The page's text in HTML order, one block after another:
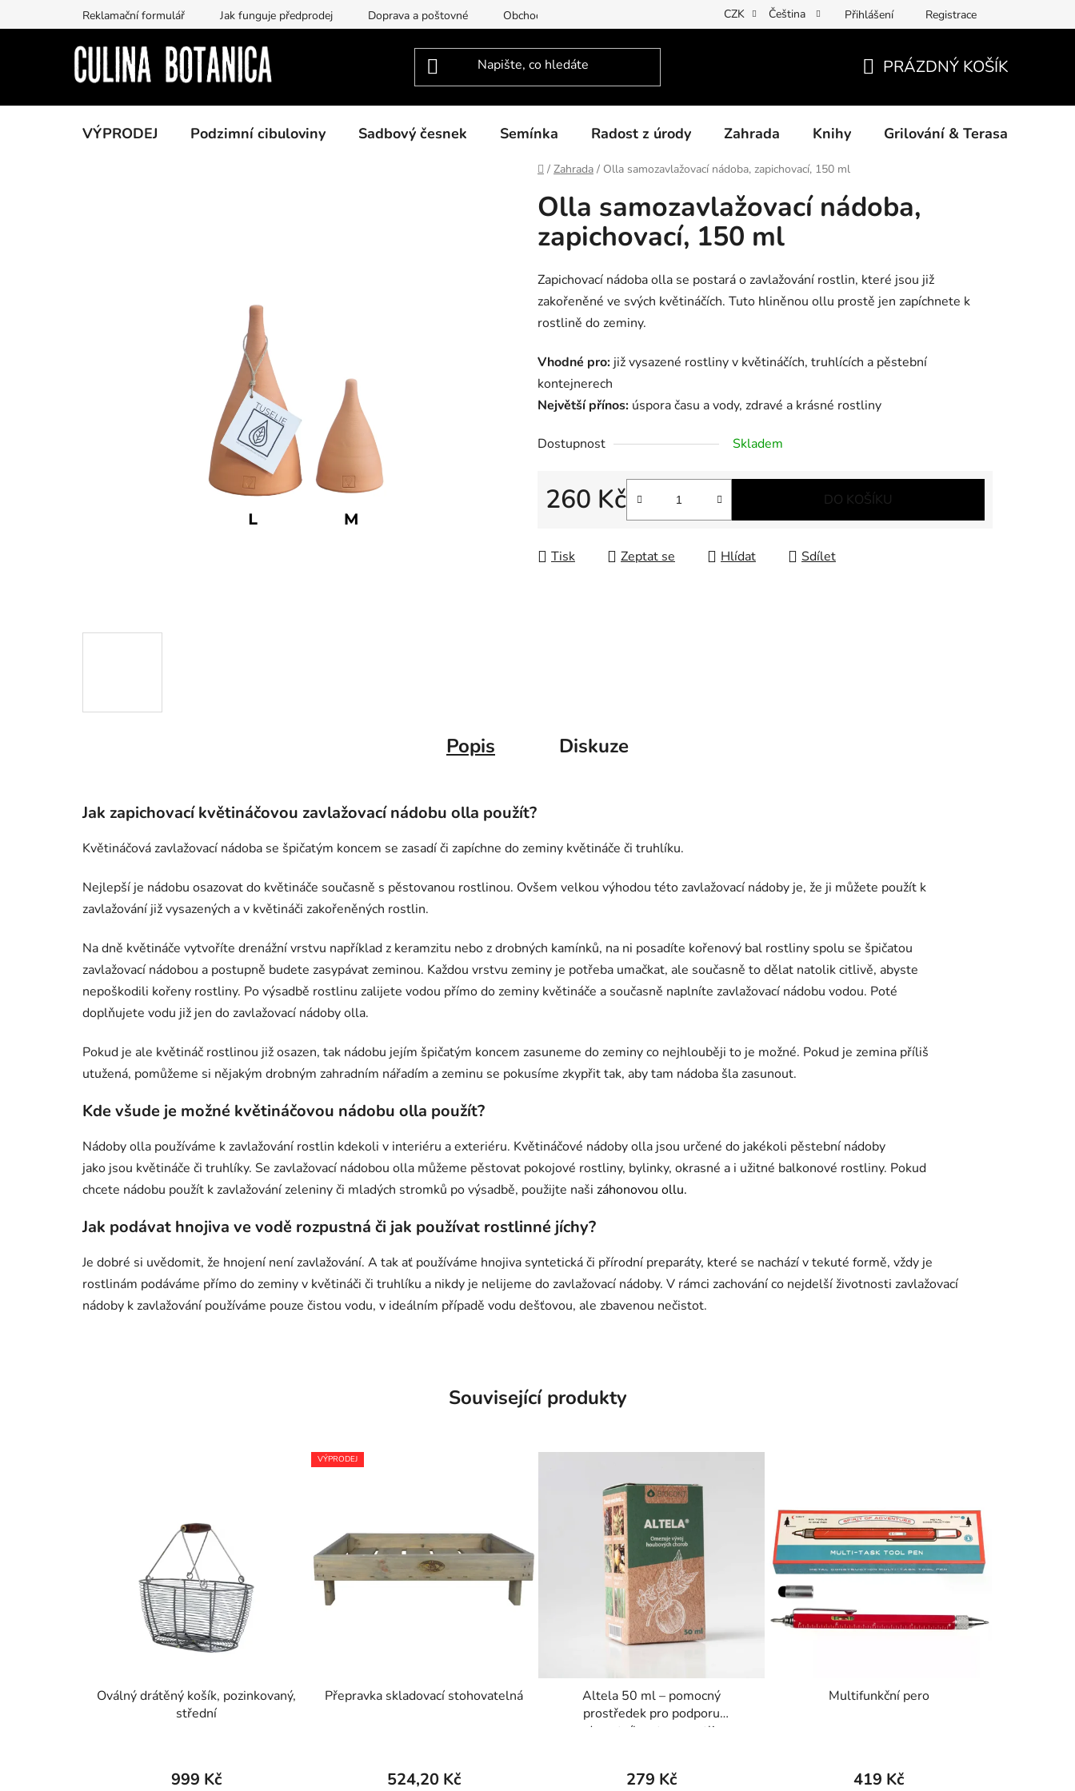
na
Reklamační formulář Jak funguje předprodej Doprava a poštovné Obchodní podmínky Podmínky ochrany osobních údajů Povinné informace a odkazy ÚKZÚZ
CZK Čeština Přihlášení Registrace
KOŠÍK
PRÁZDNÝ KOŠÍK
VÝPRODEJ Podzimní cibuloviny Sadbový česnek Semínka Radost z úrody Zahrada Knihy Grilování & Terasa
Domů
/ Zahrada / Olla samozavlažovací nádoba, zapichovací, 150 ml
Olla samozavlažovací nádoba,
zapichovací, 150 ml
Zapichovací nádoba olla se postará o zavlažování rostlin, které jsou již
zakořeněné ve svých květináčích. Tuto hliněnou ollu prostě jen zapíchnete k
rostlině do zeminy.
Vhodné pro: již vysazené rostliny v květináčích, truhlících a pěstební
kontejnerech
Největší přínos: úspora času a vody, zdravé a krásné rostliny
Dostupnost Skladem
260 Kč DO KOŠÍKU
Tisk Zeptat se Hlídat Sdílet
Popis Diskuze
Jak zapichovací květináčovou zavlažovací nádobu olla použít?
Květináčová zavlažovací nádoba se špičatým koncem se zasadí či zapíchne do zeminy květináče či truhlíku.
Nejlepší je nádobu osazovat do květináče současně s pěstovanou rostlinou. Ovšem velkou výhodou této zavlažovací nádoby je, že ji můžete použít k
zavlažování již vysazených a v květináči zakořeněných rostlin.
Na dně květináče vytvoříte drenážní vrstvu například z keramzitu nebo z drobných kamínků, na ni posadíte kořenový bal rostliny spolu se špičatou
zavlažovací nádobou a postupně budete zasypávat zeminou. Každou vrstvu zeminy je potřeba umačkat, ale současně to dělat natolik citlivě, abyste
nepoškodili kořeny rostliny. Po výsadbě rostlinu zalijete vodou přímo do zeminy květináče a současně naplníte zavlažovací nádobu vodou. Poté
doplňujete vodu již jen do zavlažovací nádoby olla.
Pokud je ale květináč rostlinou již osazen, tak nádobu jejím špičatým koncem zasuneme do zeminy co nejhlouběji to je možné. Pokud je zemina příliš
utužená, pomůžeme si nějakým drobným zahradním nářadím a zeminu se pokusíme zkypřit tak, aby tam nádoba šla zasunout.
Kde všude je možné květináčovou nádobu olla použít?
Nádoby olla používáme k zavlažování rostlin kdekoli v interiéru a exteriéru. Květináčové nádoby olla jsou určené do jakékoli pěstební nádoby
jako jsou květináče či truhlíky. Se zavlažovací nádobou olla můžeme pěstovat pokojové rostliny, bylinky, okrasné a i užitné balkonové rostliny. Pokud
chcete nádobu použít k zavlažování zeleniny či mladých stromků po výsadbě, použijte naši záhonovou ollu.
Jak podávat hnojiva vevodě rozpustná či jak používat rostlinné jíchy?
Je dobré si uvědomit, že hnojení není zavlažování. A tak ať používáme hnojiva syntetická či přírodní preparáty, které se nachází v tekuté formě, vždy je
rostlinám podáváme přímo do zeminy v květináči či truhlíku a nikdy je nelijeme do zavlažovací nádoby. V rámci zachování co nejdelší životnosti zavlažovací
nádoby k zavlažování používáme pouze čistou vodu, v ideálním případě vodu dešťovou, ale zbavenou nečistot.
Související produkty
Oválný drátěný košík, pozinkovaný,
střední
999 Kč
VÝPRODEJ
Přepravka skladovací stohovatelná
524,20 Kč
Altela 50 ml – pomocný
prostředek pro podporu
zdravotního stavu rostlin
279 Kč
Multifunkční pero
419 Kč